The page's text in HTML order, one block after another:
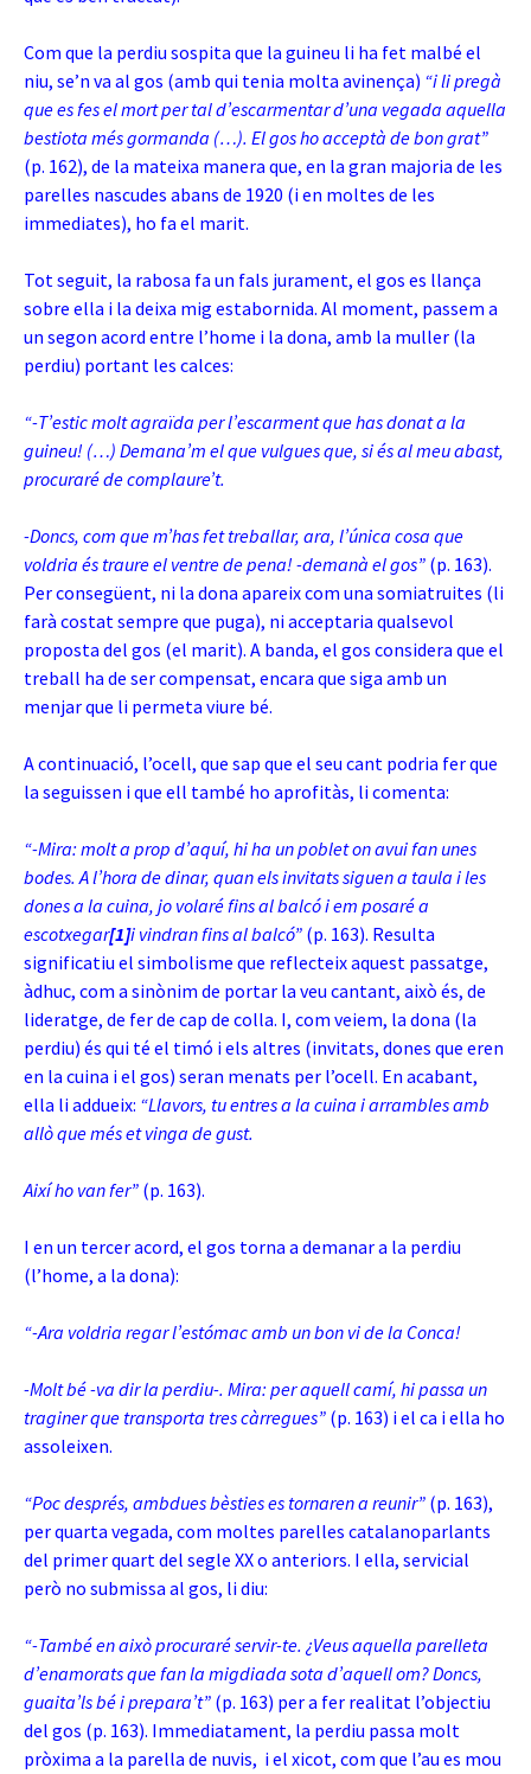
Com que la perdiu sospita que la guineu li ha fet malbé el
niu, se’n va al gos (amb qui tenia molta avinença) “i li pregà
que es fes el mort per tal d’escarmentar d’una vegada aquella
bestiota més gormanda (…). El gos ho acceptà de bon grat”
(p. 162), de la mateixa manera que, en la gran majoria de les
parelles nascudes abans de 1920 (i en moltes de les
immediates), ho fa el marit.
Tot seguit, la rabosa fa un fals jurament, el gos es llança
sobre ella i la deixa mig estabornida. Al moment, passem a
un segon acord entre l’home i la dona, amb la muller (la
perdiu) portant les calces:
“-T’estic molt agraïda per l’escarment que has donat a la
guineu! (…) Demana’m el que vulgues que, si és al meu abast,
procuraré de complaure’t.
-Doncs, com que m’has fet treballar, ara, l’única cosa que
voldria és traure el ventre de pena! -demanà el gos” (p. 163).
Per consegüent, ni la dona apareix com una somiatruites (li
farà costat sempre que puga), ni acceptaria qualsevol
proposta del gos (el marit). A banda, el gos considera que el
treball ha de ser compensat, encara que siga amb un
menjar que li permeta viure bé.
A continuació, l’ocell, que sap que el seu cant podria fer que
la seguissen i que ell també ho aprofitàs, li comenta:
“-Mira: molt a prop d’aquí, hi ha un poblet on avui fan unes
bodes. A l’hora de dinar, quan els invitats siguen a taula i les
dones a la cuina, jo volaré fins al balcó i em posaré a
escotxegar[1]i vindran fins al balcó” (p. 163). Resulta
significatiu el simbolisme que reflecteix aquest passatge,
àdhuc, com a sinònim de portar la veu cantant, això és, de
lideratge, de fer de cap de colla. I, com veiem, la dona (la
perdiu) és qui té el timó i els altres (invitats, dones que eren
en la cuina i el gos) seran menats per l’ocell. En acabant,
ella li addueix: “Llavors, tu entres a la cuina i arrambles amb
allò que més et vinga de gust.
Així ho van fer” (p. 163).
I en un tercer acord, el gos torna a demanar a la perdiu
(l’home, a la dona):
“-Ara voldria regar l’estómac amb un bon vi de la Conca!
-Molt bé -va dir la perdiu-. Mira: per aquell camí, hi passa un
traginer que transporta tres càrregues” (p. 163) i el ca i ella ho
assoleixen.
“Poc després, ambdues bèsties es tornaren a reunir” (p. 163),
per quarta vegada, com moltes parelles catalanoparlants
del primer quart del segle XX o anteriors. I ella, servicial
però no submissa al gos, li diu:
“-També en això procuraré servir-te. ¿Veus aquella parelleta
d’enamorats que fan la migdiada sota d’aquell om? Doncs,
guaita’ls bé i prepara’t” (p. 163) per a fer realitat l’objectiu
del gos (p. 163). Immediatament, la perdiu passa molt
pròxima a la parella de nuvis, i el xicot, com que l’au es mou